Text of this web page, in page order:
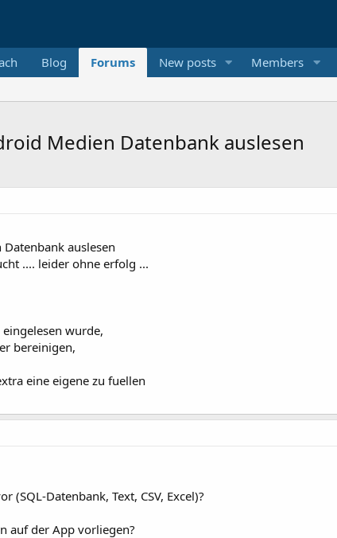
Blog Forums New posts Members
Medien Datenbank auslesen
auslesen
.... leider ohne erfolg ...
wurde,
bereinigen,
eine eigene zu fuellen
Datenbank, Text, CSV, Excel)?
auf der App vorliegen?